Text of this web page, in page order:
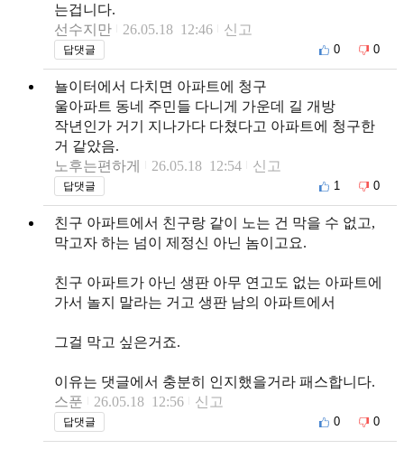
는겁니다.
선수지만
26.05.18 12:46 신고
답댓글 0 0
뇰이터에서 다치면 아파트에 청구
울아파트 동네 주민들 다니게 가운데 길 개방
작년인가 거기 지나가다 다쳤다고 아파트에 청구한
거 같았음.
노후는편하게
26.05.18 12:54 신고
답댓글 1 0
친구 아파트에서 친구랑 같이 노는 건 막을 수 없고,
막고자 하는 넘이 제정신 아닌 놈이고요.
친구 아파트가 아닌 생판 아무 연고도 없는 아파트에
가서 놀지 말라는 거고 생판 남의 아파트에서
그걸 막고 싶은거죠.
이유는 댓글에서 충분히 인지했을거라 패스합니다.
스푼
26.05.18 12:56 신고
답댓글 0 0